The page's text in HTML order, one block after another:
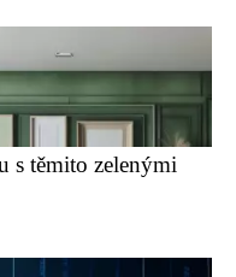
s těmito zelenými